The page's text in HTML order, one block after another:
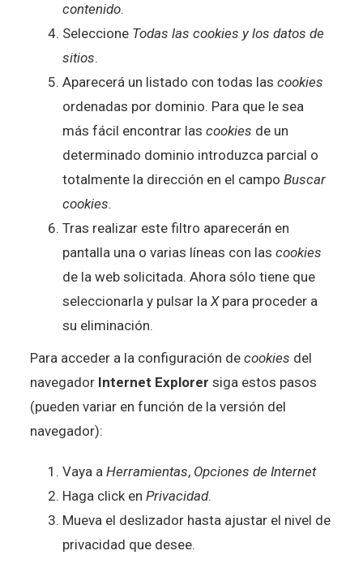
contenido.
Seleccione Todas lascookies y los datos de
sitios.
Aparecerá un listado con todas lascookies
ordenadas por dominio. Para que le sea
más fácil encontrar lascookies de un
determinado dominio introduzca parcial o
totalmente la dirección en el campoBuscar
cookies.
Tras realizar este filtro aparecerán en
pantalla una o varias líneas con lascookies
de la web solicitada. Ahora sólo tiene que
seleccionarla y pulsar laXpara proceder a
su eliminación.
Para acceder a la configuración decookies del
navegador Internet Explorer siga estos pasos
(pueden variar en función de la versión del
navegador):
Vaya aHerramientas, Opciones de Internet
Haga click enPrivacidad.
Mueva el deslizador hasta ajustar el nivel de
privacidad que desee.